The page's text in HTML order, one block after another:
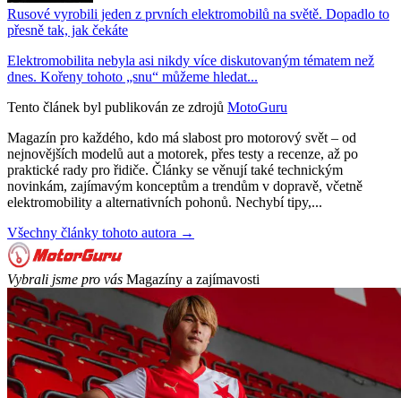
Rusové vyrobili jeden z prvních elektromobilů na světě. Dopadlo to
přesně tak, jak čekáte
Elektromobilita nebyla asi nikdy více diskutovaným tématem než
dnes. Kořeny tohoto „snu“ můžeme hledat...
Tento článek byl publikován ze zdrojů MotoGuru
Magazín pro každého, kdo má slabost pro motorový svět – od
nejnovějších modelů aut a motorek, přes testy a recenze, až po
praktické rady pro řidiče. Články se věnují také technickým
novinkám, zajímavým konceptům a trendům v dopravě, včetně
elektromobility a alternativních pohonů. Nechybí tipy,...
Všechny články tohoto autora →
Vybrali jsme pro vás Magazíny a zajímavosti